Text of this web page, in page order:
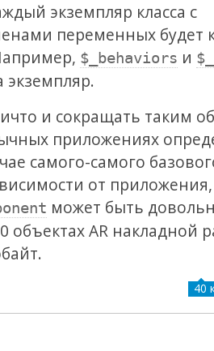
экземпляр класса с
переменных будет
$_behaviors и
экземпляр.
и сокращать таким
приложениях
самого-самого
от приложения,
может быть
объектах AR накладной
40